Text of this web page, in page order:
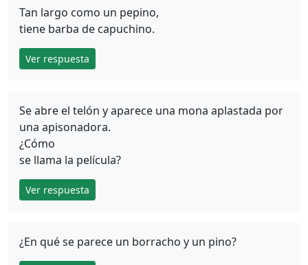
Tan largo como un pepino,
tiene barba de capuchino.
Ver respuesta
Se abre el telón y aparece una mona aplastada por
una apisonadora.
¿Cómo
se llama la película?
Ver respuesta
¿En qué se parece un borracho y un pino?